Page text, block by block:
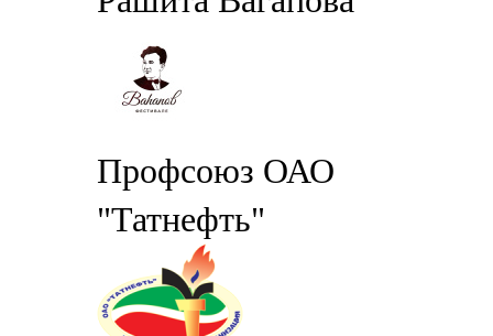
Профсоюз ОАО
"Татнефть"